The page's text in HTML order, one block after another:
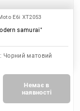
E6i XT2053
samurai"
Чорний матовий
Немає в
наявності